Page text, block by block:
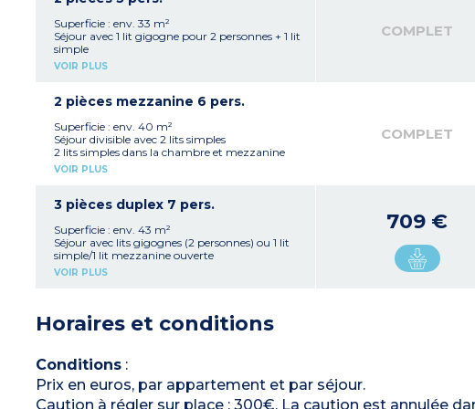
Salle de bains, WC séparé
Balcon ou rez-de-chaussée
Superficie : env. 33 m²
Séjour avec 1 lit gigogne pour 2 personnes + 1 lit
simple
Chambre avec 2 lits simples ou 2 lits
ondes, lave-vaisselle
Salle de bains, WC séparé
Balcon
VOIR PLUS
COMPLET
2 pièces mezzanine 6 pers.
Superficie : env. 40 m²
Séjour divisible avec 2 lits simples
2 lits simples dans la chambre et mezzanine
avec 2 lits superposés
Salle de bains et WC séparé + salle de douche /
WC sur mezzanine
Balcon
VOIR PLUS
COMPLET
3 pièces duplex 7 pers.
Superficie : env. 43 m²
Séjour avec lits gigognes (2 personnes) ou 1 lit
simple/1 lit mezzanine ouverte
1 chambre avec 2 lits simples ou 2 lits
Kitchenette avec plaque électrique, micro-
ondes, lave-vaisselle
avec WC à l’étage
Balcon
VOIR PLUS
709 €
Horaires et conditions
Conditions:
Prix en euros, par appartement et par séjour.
Caution à régler sur place : 300€. La caution est annulée